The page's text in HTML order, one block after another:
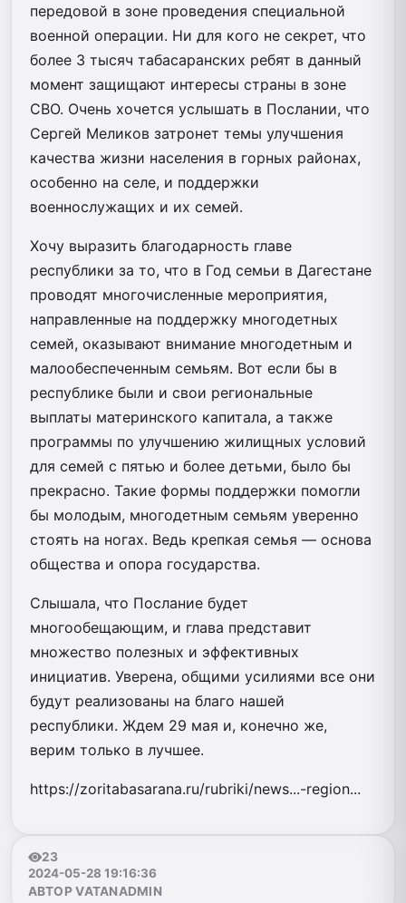
передовой в зоне проведения специальной
военной операции. Ни для кого не секрет, что
более 3 тысяч табасаранских ребят в данный
момент защищают интересы страны в зоне
СВО. Очень хочется услышать в Послании, что
Сергей Меликов затронет темы улучшения
качества жизни населения в горных районах,
особенно на селе, и поддержки
военнослужащих и их семей.
Хочу выразить благодарность главе
республики за то, что в Год семьи в Дагестане
проводят многочисленные мероприятия,
направленные на поддержку многодетных
семей, оказывают внимание многодетным и
малообеспеченным семьям. Вот если бы в
республике были и свои региональные
выплаты материнского капитала, а также
программы по улучшению жилищных условий
для семей с пятью и более детьми, было бы
прекрасно. Такие формы поддержки помогли
бы молодым, многодетным семьям уверенно
стоять на ногах. Ведь крепкая семья — основа
общества и опора государства.
Слышала, что Послание будет
многообещающим, и глава представит
множество полезных и эффективных
инициатив. Уверена, общими усилиями все они
будут реализованы на благо нашей
республики. Ждем 29 мая и, конечно же,
верим только в лучшее.
https://zoritabasarana.ru/rubriki/news...-region...
23
2024-05-28 19:16:36
АВТОР VATANADMIN